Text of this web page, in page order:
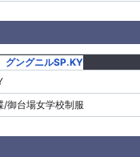
/御台場女学校制服